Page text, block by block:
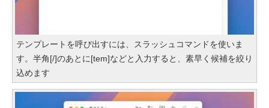
テンプレートを呼び出すには、スラッシュコマンドを使いま
す。半角[/]のあとに[tem]などと入力すると、素早く候補を絞り
込めます